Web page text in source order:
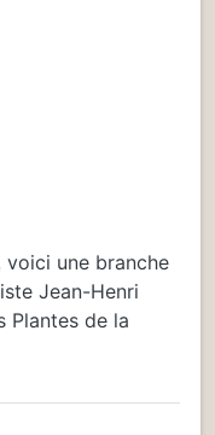
une branche
Jean-Henri
Plantes de la